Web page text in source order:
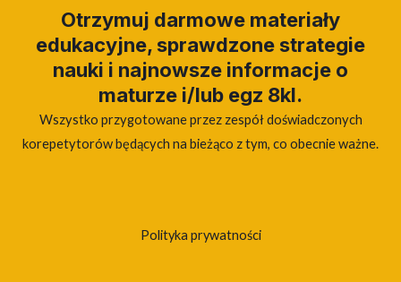
Otrzymuj darmowe materiały
edukacyjne, sprawdzone strategie
nauki i najnowsze informacje o
maturze i/lub egz 8kl.
Wszystko przygotowane przez zespół doświadczonych
korepetytorów będących na bieżąco z tym, co obecnie ważne.
Polityka prywatności